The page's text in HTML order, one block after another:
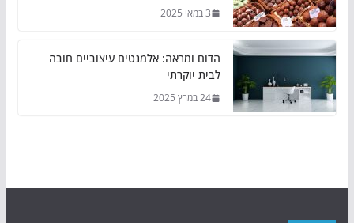
3 במאי 2025
הדום ומראה: אלמנטים עיצוביים חובה
לבית יוקרתי
24 במרץ 2025